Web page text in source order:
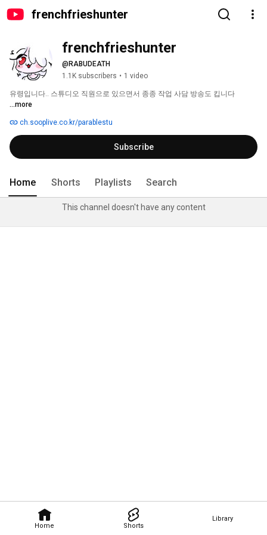
frenchfrieshunter
Home Shorts
Library
frenchfrieshunter
@RABUDEATH
1.1K subscribers • 1 video
유령입니다.. 스튜디오 직원으로 있으면서 종종 작업 사담 방송도 킵니다
...more
ch.sooplive.co.kr/parablestu
Subscribe
Home Shorts Playlists Search
This channel doesn't have any content